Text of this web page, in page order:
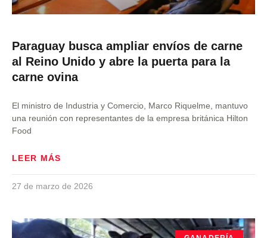
Paraguay busca ampliar envíos de carne
al Reino Unido y abre la puerta para la
carne ovina
El ministro de Industria y Comercio, Marco Riquelme, mantuvo
una reunión con representantes de la empresa británica Hilton
Food
LEER MÁS
27 de marzo de 2026